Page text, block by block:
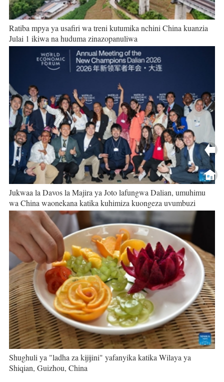
Ratiba mpya ya usafiri wa treni kutumika nchini China kuanzia
Julai 1 ikiwa na huduma zinazopanuliwa
Jukwaa la Davos la Majira ya Joto lafungwa Dalian, umuhimu
wa China waonekana katika kuhimiza kuongeza uvumbuzi
Shughuli ya "ladha za kijijini" yafanyika katika Wilaya ya
Shiqian, Guizhou, China